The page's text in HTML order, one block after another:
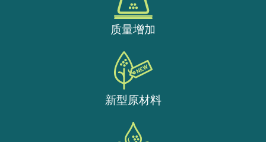
质量增加
新型原材料